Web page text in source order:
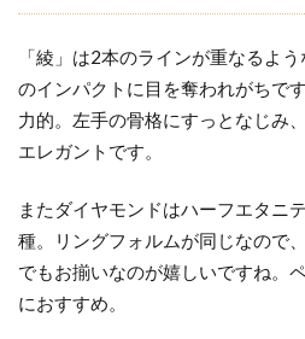
「綾」は2本のラインが重なるよ
のインパクトに目を奪われがちで
力的。左手の骨格にすっとなじみ
エレガントです。
またダイヤモンドはハーフエタニ
種。リングフォルムが同じなので
でもお揃いなのが嬉しいですね。
におすすめ。